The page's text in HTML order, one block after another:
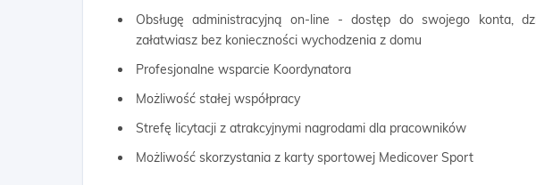
Obsługę administracyjną on-line - dostęp do swojego konta,
załatwiasz bez konieczności wychodzenia z domu
Profesjonalne wsparcie Koordynatora
Możliwość stałej współpracy
Strefę licytacji z atrakcyjnymi nagrodami dla pracowników
Możliwość skorzystania z karty sportowej Medicover Sport